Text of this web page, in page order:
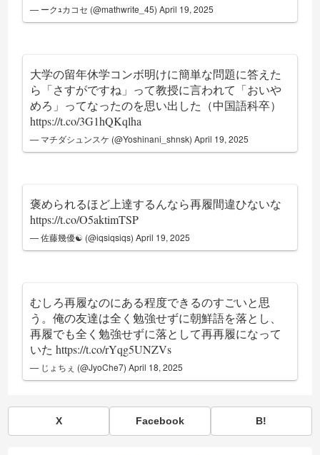
— ークｭカコセ (@mathwrite_45)April 19, 2025
大学の留年休学コンボ明けに簡単な問題に答えた
ら「さすがですね」って教授に言われて「おいや
めろ」ってなったのを思い出した（中国語科卒）
https://t.co/3G1hQKqlha
— マチダシュンスケ (@Yoshinani_shnsk)April 19, 2025
褒められるほど上達するんなら再履間違ひないな
https://t.co/O5aktimTSP
— 佐藤幾優☯︎ (@iqsiqsiqs)April 19, 2025
むしろ再履なのにある程度できるのすごいと思
う。俺の友達は全く勉強せずに朝鮮語を落とし、
再履でも全く勉強せずに落として再再履になって
いたhttps://t.co/rYqg5UNZVs
— じょちぇ (@JyoChe7)April 18, 2025
X Facebook B!